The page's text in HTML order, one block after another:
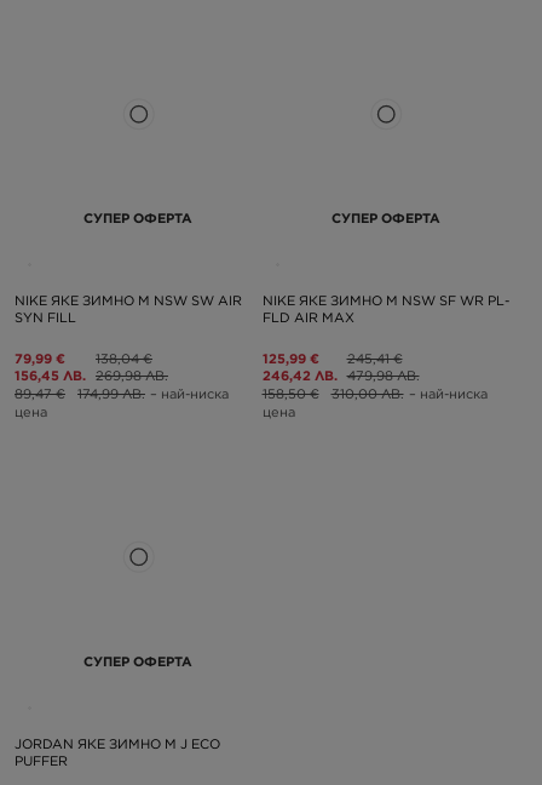
СУПЕР ОФЕРТА
NIKE ЯКЕ ЗИМНО M NSW SW AIR
SYN FILL
79,99 €
156,45 ЛВ.
138,04 €
269,98 ЛВ.
89,47 €
174,99 ЛВ. – най-ниска
цена
СУПЕР ОФЕРТА
NIKE ЯКЕ ЗИМНО M NSW SF WR PL-
FLD AIR MAX
125,99 €
246,42 ЛВ.
245,41 €
479,98 ЛВ.
158,50 €
310,00 ЛВ. – най-ниска
цена
СУПЕР ОФЕРТА
JORDAN ЯКЕ ЗИМНО M J ECO
PUFFER